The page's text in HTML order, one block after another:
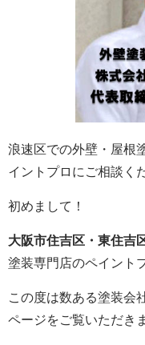
浪速区での外壁・屋根
イントプロにご相談く
初めまして！
大阪市住吉区・東住吉
塗装専門店のペイント
この度は数ある塗装会
ページをご覧いただき